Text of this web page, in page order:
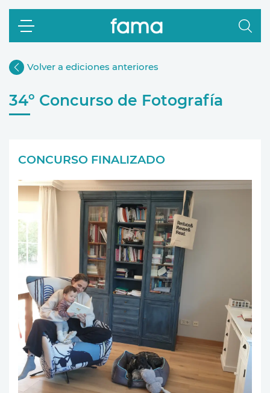
Volver a ediciones anteriores
34º Concurso de Fotografía
CONCURSO FINALIZADO